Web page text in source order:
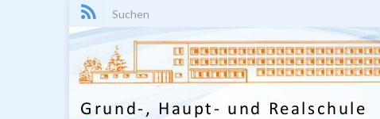
Search for: